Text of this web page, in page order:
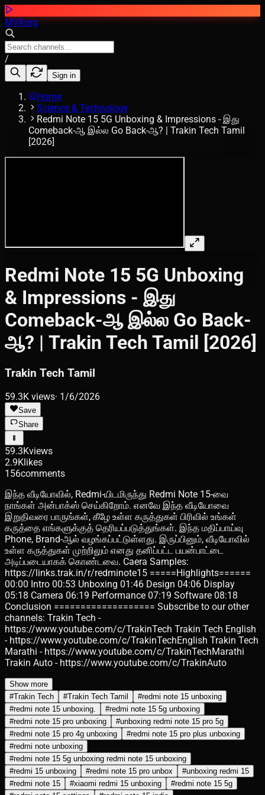
MVKing
/
Sign in
Home
Science & Technology
Redmi Note 15 5G Unboxing & Impressions - இது
Comeback-ஆ இல்ல Go Back-ஆ? | Trakin Tech Tamil
[2026]
Redmi Note 15 5G Unboxing
& Impressions - இது
Comeback-ஆ இல்ல Go Back-
ஆ? | Trakin Tech Tamil [2026]
Trakin Tech Tamil
59.3K views· 1/6/2026
Save
Share
59.3Kviews
2.9Klikes
156comments
இந்த வீடியோவில், Redmi-யிடமிருந்து Redmi Note 15-வை
நாங்கள் அன்பாக்ஸ் செய்கிறோம். எனவே இந்த வீடியோவை
இறுதிவரை பாருங்கள், கீழே உள்ள கருத்துகள் பிரிவில் உங்கள்
கருத்தை எங்களுக்குத் தெரியப்படுத்துங்கள். இந்த மதிப்பாய்வு
Phone, Brand-ஆல் வழங்கப்பட்டுள்ளது. இருப்பினும், வீடியோவில்
உள்ள கருத்துகள் முற்றிலும் எனது தனிப்பட்ட பயன்பாட்டை
அடிப்படையாகக் கொண்டவை. Caera Samples:
https://links.trak.in/r/redminote15 =====Highlights======
00:00 Intro 00:53 Unboxing 01:46 Design 04:06 Display
05:18 Camera 06:19 Performance 07:19 Software 08:18
Conclusion =================== Subscribe to our other
channels: Trakin Tech -
https://www.youtube.com/c/TrakinTech Trakin Tech English
- https://www.youtube.com/c/TrakinTechEnglish Trakin Tech
Marathi - https://www.youtube.com/c/TrakinTechMarathi
Trakin Auto - https://www.youtube.com/c/TrakinAuto
Show more
#Trakin Tech #Trakin Tech Tamil #redmi note 15 unboxing
#redmi note 15 unboxing. #redmi note 15 5g unboxing
#redmi note 15 pro unboxing #unboxing redmi note 15 pro 5g
#redmi note 15 pro 4g unboxing #redmi note 15 pro plus unboxing
#redmi note unboxing
#redmi note 15 5g unboxing redmi note 15 unboxing
#redmi 15 unboxing #redmi note 15 pro unbox #unboxing redmi 15
#redmi note 15 #xiaomi redmi 15 unboxing #redmi note 15 5g